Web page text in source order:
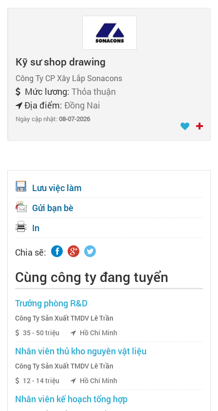
Kỹ sư shop drawing
Công Ty CP Xây Lắp Sonacons
Mức lương: Thỏa thuận
Địa điểm: Đồng Nai
Ngày cập nhật:08-07-2026
Lưu việc làm
Gửi bạn bè
In
Chia sẽ:
Cùng công ty đang tuyển
Trưởng phòng R&D
Công Ty Sản Xuất TMDV Lê Trần
35 - 50 triệu
Hồ Chí Minh
Nhân viên thủ kho nguyên vật liệu
Công Ty Sản Xuất TMDV Lê Trần
12 - 14 triệu
Hồ Chí Minh
Nhân viên kế hoạch tổng hợp